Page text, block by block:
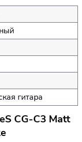
гитара
CG-C3 Matt